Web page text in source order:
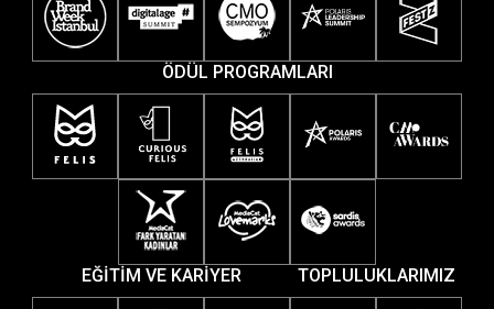
ÖDÜL PROGRAMLARI
EĞİTİM VE KARİYER TOPLULUKLARIMIZ